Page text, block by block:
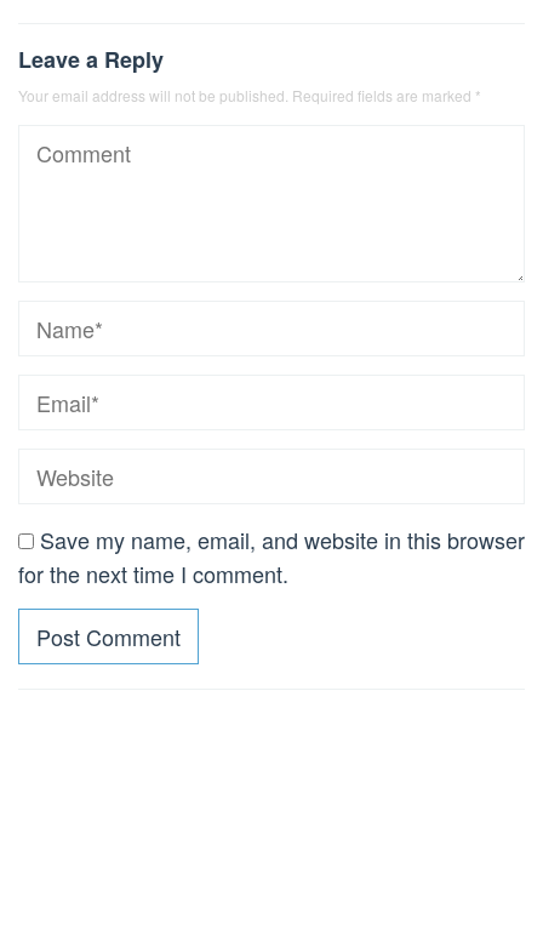
Leave a Reply
Your email address will not be published. Required fields are marked *
Save my name, email, and website in this browser
for the next time I comment.